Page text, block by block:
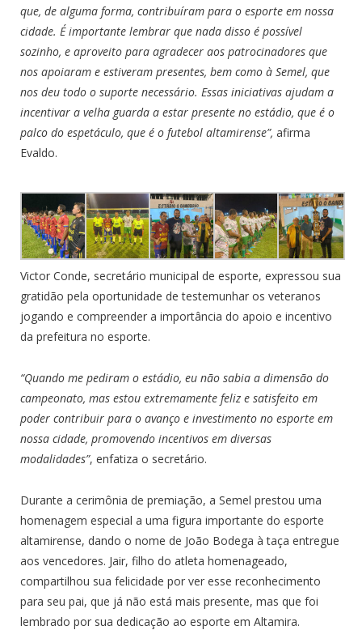
que, de alguma forma, contribuíram para o esporte em nossa
cidade. É importante lembrar que nada disso é possível
sozinho, e aproveito para agradecer aos patrocinadores que
nos apoiaram e estiveram presentes, bem como à Semel, que
nos deu todo o suporte necessário. Essas iniciativas ajudam a
incentivar a velha guarda a estar presente no estádio, que é o
palco do espetáculo, que é o futebol altamirense”, afirma
Evaldo.
Victor Conde, secretário municipal de esporte, expressou sua
gratidão pela oportunidade de testemunhar os veteranos
jogando e compreender a importância do apoio e incentivo
da prefeitura no esporte.
“Quando me pediram o estádio, eu não sabia a dimensão do
campeonato, mas estou extremamente feliz e satisfeito em
poder contribuir para o avanço e investimento no esporte em
nossa cidade, promovendo incentivos em diversas
modalidades”, enfatiza o secretário.
Durante a cerimônia de premiação, a Semel prestou uma
homenagem especial a uma figura importante do esporte
altamirense, dando o nome de João Bodega à taça entregue
aos vencedores. Jair, filho do atleta homenageado,
compartilhou sua felicidade por ver esse reconhecimento
para seu pai, que já não está mais presente, mas que foi
lembrado por sua dedicação ao esporte em Altamira.